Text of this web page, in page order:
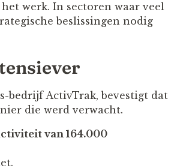
werk. In sectoren waar veel
beslissingen nodig
bedrijf ActivTrak, bevestigt dat
die werd verwacht.
van 164.000